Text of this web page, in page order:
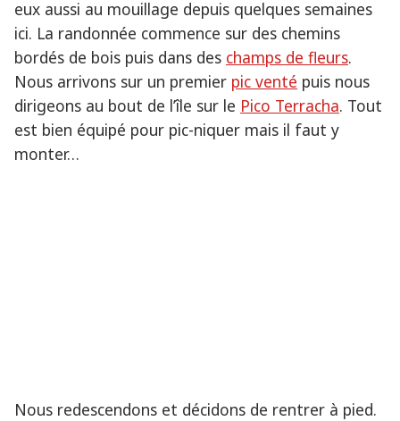
eux aussi au mouillage depuis quelques semaines
ici. La randonnée commence sur des chemins
bordés de bois puis dans des champs de fleurs.
Nous arrivons sur un premier pic venté puis nous
dirigeons au bout de l’île sur le Pico Terracha. Tout
est bien équipé pour pic-niquer mais il faut y
monter…
Nous redescendons et décidons de rentrer à pied.